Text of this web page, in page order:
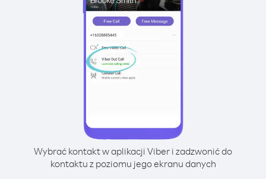
Wybrać kontakt w aplikacji Viber i zadzwonić do
kontaktu z poziomu jego ekranu danych